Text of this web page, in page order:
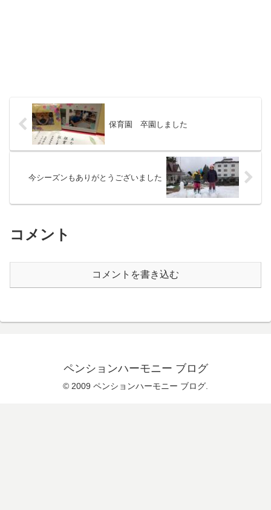
保育園 卒園しました
今シーズンもありがとうございました
コメント
コメントを書き込む
ペンションハーモニー ブログ
© 2009 ペンションハーモニー ブログ.